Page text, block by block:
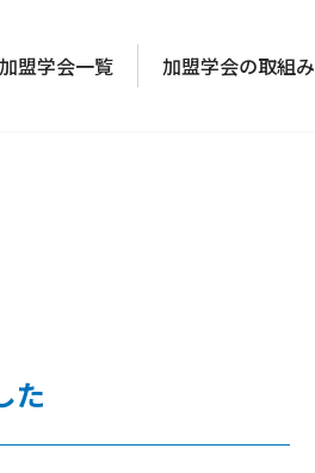
加盟学会一覧 加盟学会の取組み
た